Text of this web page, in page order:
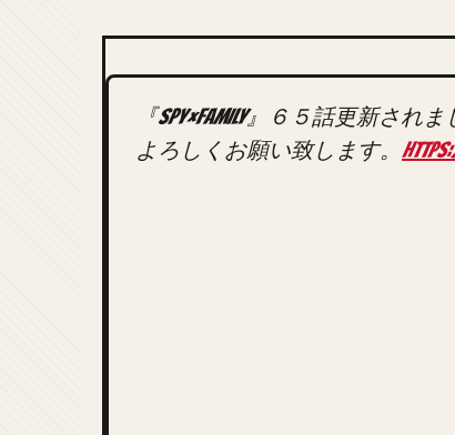
『SPY×FAMILY』６５話更新されま
よろしくお願い致します。